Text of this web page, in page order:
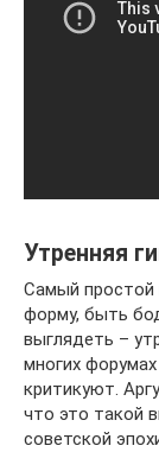
Утренняя
Самый простой
форму, быть
выглядеть –
многих
критикуют.
что это такой
советской